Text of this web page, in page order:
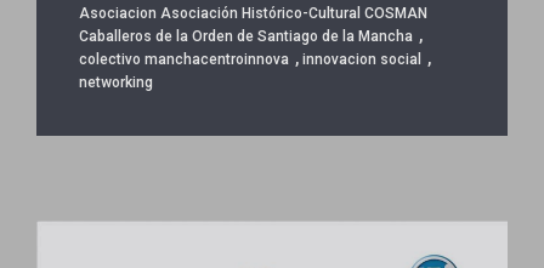
Asociacion Asociación Histórico-Cultural COSMAN
Caballeros de la Orden de Santiago de la Mancha ,
colectivo manchacentroinnova , innovacion social ,
networking